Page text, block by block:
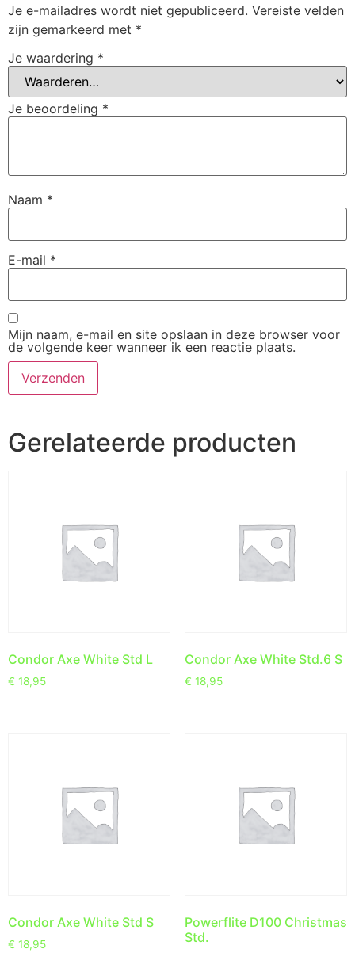
Je e-mailadres wordt niet gepubliceerd. Vereiste velden
zijn gemarkeerd met *
Je waardering *
Je beoordeling *
Naam *
E-mail *
Mijn naam, e-mail en site opslaan in deze browser voor
de volgende keer wanneer ik een reactie plaats.
Gerelateerde producten
Condor Axe White Std L
€ 18,95
Condor Axe White Std.6 S
€ 18,95
Condor Axe White Std S
€ 18,95
Powerflite D100 Christmas
Std.